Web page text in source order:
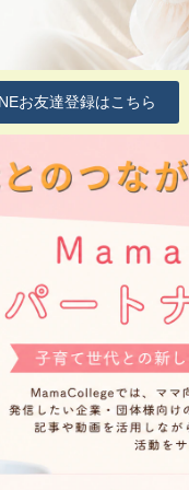
お友達登録はこちら